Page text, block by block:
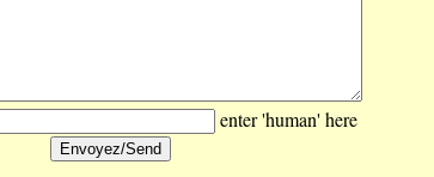
enter 'human' here